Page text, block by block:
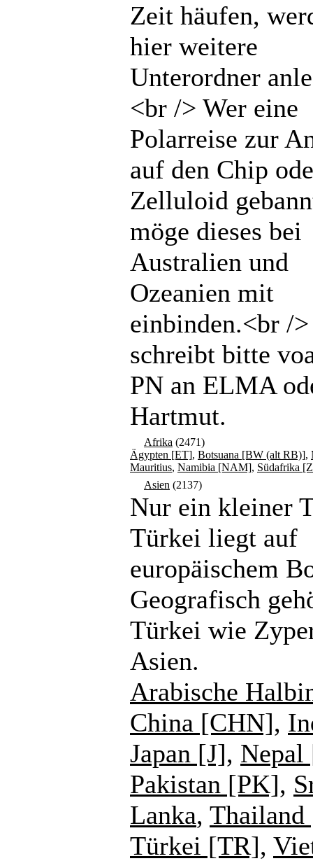
Zeit häufen,
hier weitere
Unterordner
<br /> Wer eine
Polarreise zur
auf den Chip
Zelluloid
möge dieses bei
Australien und
Ozeanien mit
einbinden.<br /
schreibt bitte
PN an ELMA
Hartmut.
Afrika (2471)
Ägypten [ET], Botsuana [BW (alt RB)],
Mauritius, Namibia [NAM], Südafrika
Asien (2137)
Nur ein kleiner
Türkei liegt auf
europäischem
Geografisch
Türkei wie
Asien.
Arabische
China [CHN],
Japan [J],
Pakistan [PK],
Lanka,
Türkei [TR],